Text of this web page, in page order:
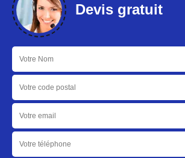
Devis gratuit